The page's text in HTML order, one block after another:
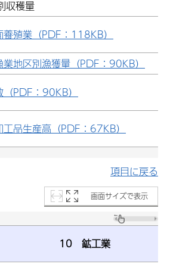
収穫量
養殖業（PDF：118KB）
地区別漁獲量（PDF：90KB）
PDF：90KB）
品生産高（PDF：67KB）
項目に戻る
画面サイズで表示
10 鉱工業